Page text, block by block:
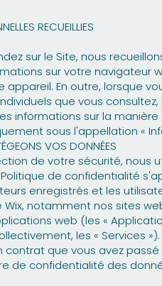
RECUEILLIES
sur le Site, nous
sur votre navigateur
appareil. En outre, lorsque
que vous
informations sur la
sous l'appellation «
VOS DONNÉES
de votre sécurité,
de confidentialité
enregistrés et les
Wix, notamment nos sites
web (les «
les « Services
contrat que vous avez
de confidentialité des